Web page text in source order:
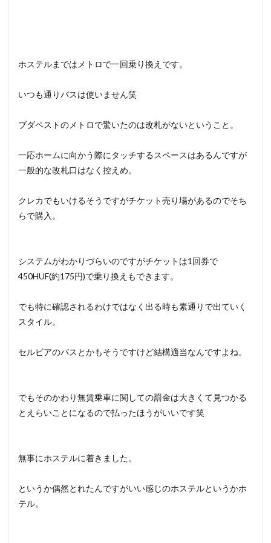
ホステルまではメトロで一回乗り換えです。
いつも通りバスは使いません笑
ブダペストのメトロで驚いたのは改札がないということ。
一応ホームに向かう際にタッチするスペースはあるんですが
一般的な改札口はなく控えめ。
クレカでもいけるそうですがチケット売り場があるのでそち
らで購入。
システムがわかりづらいのですがチケットは1回券で
450HUF(約175円)で乗り換えもできます。
でも特に確認されるわけではなく出る時も素通りで出ていく
スタイル。
セルビアのバスとかもそうですけど結構適当なんですよね。
でもそのかわり無賃乗車に関しての罰金は大きくて見つかる
とえらいことになるので払ったほうがいいです笑
無事にホステルに着きました。
というか偶然とれたんですがいい感じのホステルというかホ
テル。